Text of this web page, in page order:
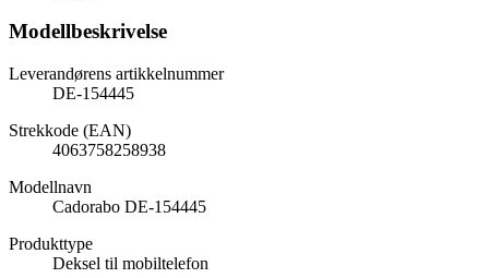
Modellbeskrivelse
Leverandørens artikkelnummer
DE-154445
Strekkode (EAN)
4063758258938
Modellnavn
Cadorabo DE-154445
Produkttype
Deksel til mobiltelefon